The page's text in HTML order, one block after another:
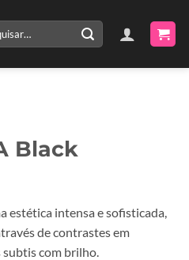
Black
estética intensa e sofisticada,
de contrastes em
com brilho.